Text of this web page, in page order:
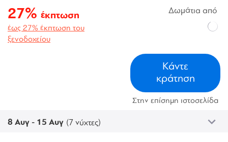
27% έκπτωση
έως 27% έκπτωση του
ξενοδοχείου
Δωμάτια από
Κάντε
κράτηση
Στην επίσημη ιστοσελίδα
8 Αυγ - 15 Αυγ (7 νύχτες)